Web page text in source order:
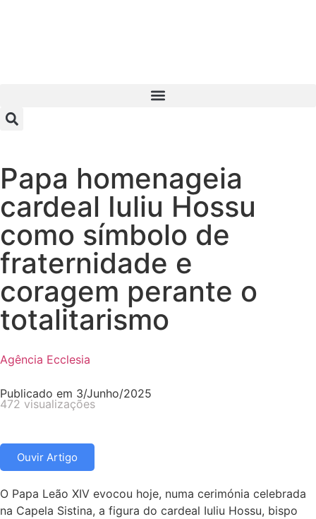
Papa homenageia
cardeal Iuliu Hossu
como símbolo de
fraternidade e
coragem perante o
totalitarismo
Agência Ecclesia
Publicado em 3/Junho/2025
472 visualizações
Ouvir Artigo
O Papa Leão XIV evocou hoje, numa cerimónia celebrada
na Capela Sistina, a figura do cardeal Iuliu Hossu, bispo